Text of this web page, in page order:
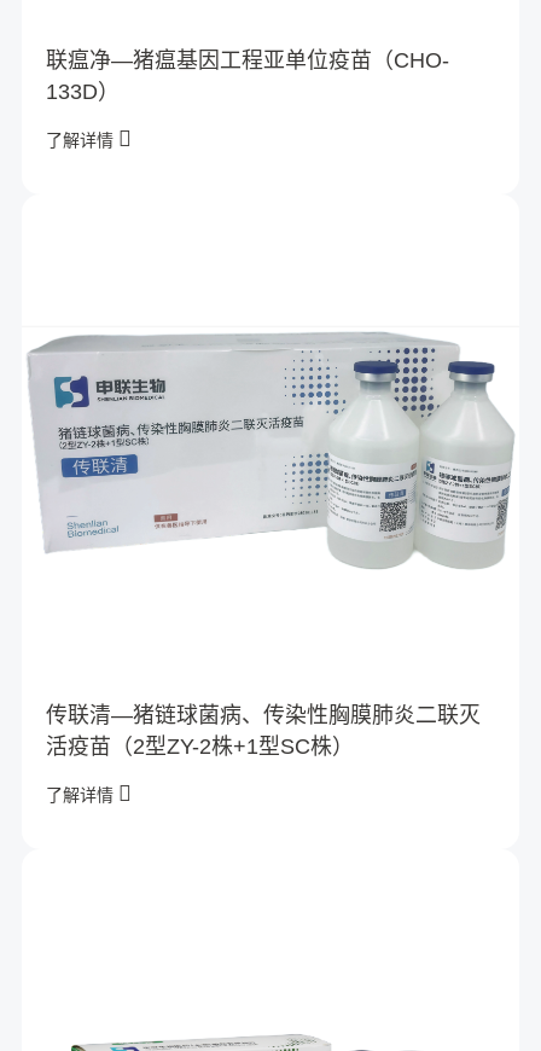
联瘟净—猪瘟基因工程亚单位疫苗（CHO-
133D）
了解详情
传联清—猪链球菌病、传染性胸膜肺炎二联灭
活疫苗（2型ZY-2株+1型SC株）
了解详情